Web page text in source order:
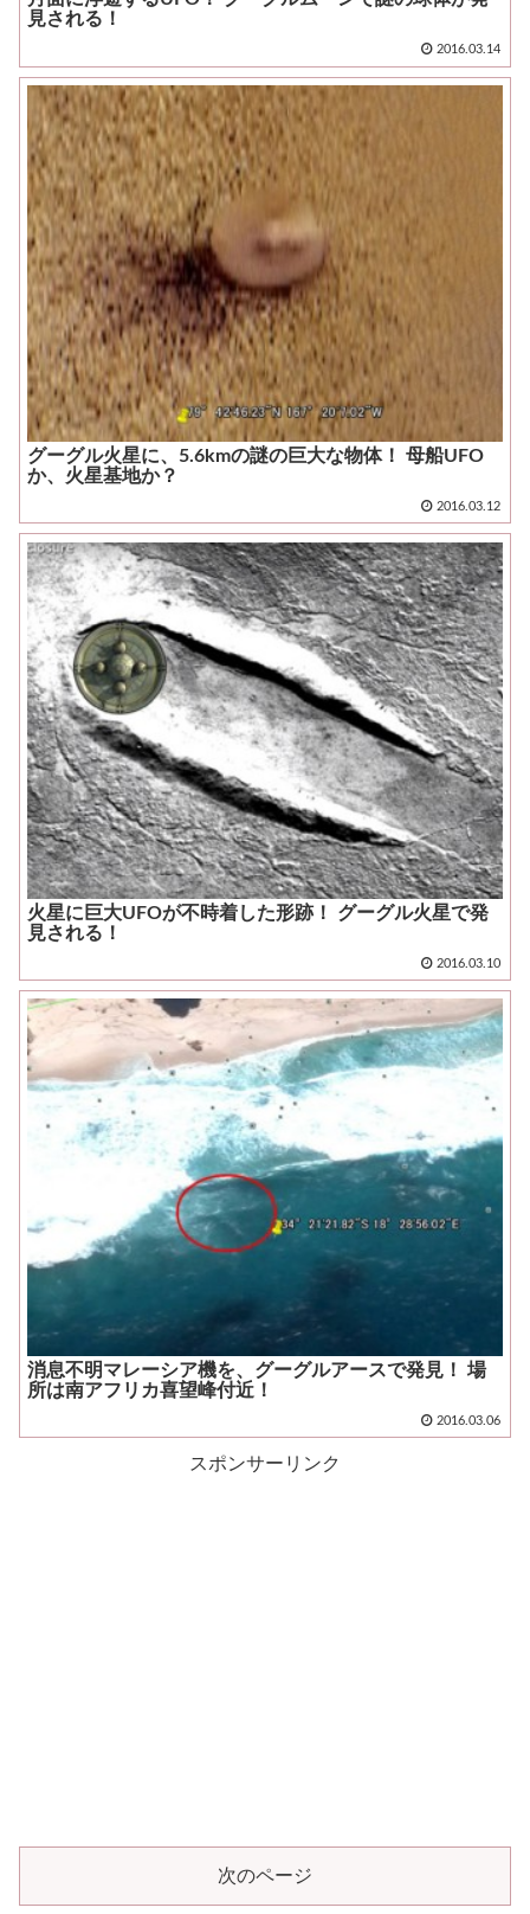
見される！
2016.03.14
グーグル火星に、5.6kmの謎の巨大な物体！ 母船UFO
か、火星基地か？
2016.03.12
火星に巨大UFOが不時着した形跡！ グーグル火星で発
見される！
2016.03.10
消息不明マレーシア機を、グーグルアースで発見！ 場
所は南アフリカ喜望峰付近！
2016.03.06
スポンサーリンク
次のページ